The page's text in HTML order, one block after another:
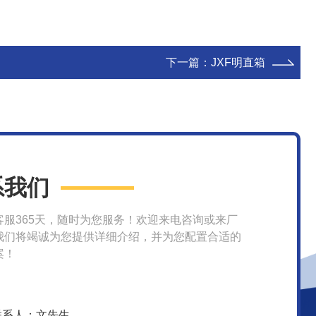
下一篇： JXF明直箱
们
服365天，随时为您服务！欢迎来电咨询或来厂
们将竭诚为您提供详细介绍，并为您配置合适的